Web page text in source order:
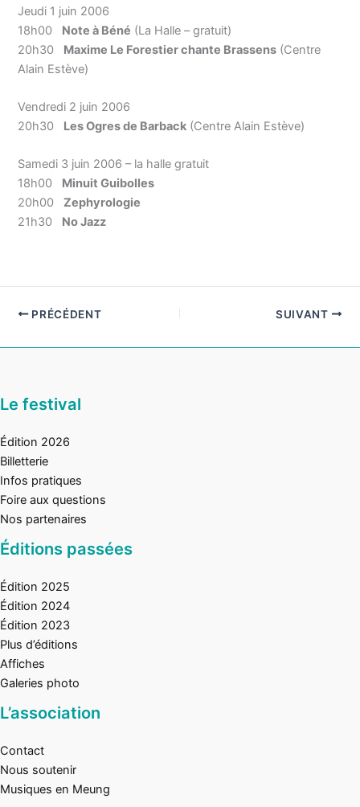
Jeudi 1 juin 2006
18h00 Note à Béné (La Halle – gratuit)
20h30 Maxime Le Forestier chante Brassens(Centre
Alain Estève)
Vendredi 2 juin 2006
20h30 Les Ogres de Barback(Centre Alain Estève)
Samedi 3 juin 2006 – la halle gratuit
18h00 Minuit Guibolles
20h00 Zephyrologie
21h30 No Jazz
PRÉCÉDENT SUIVANT
Le festival
Édition 2026
Billetterie
Infos pratiques
Foire aux questions
Nos partenaires
Éditions passées
Édition 2025
Édition 2024
Édition 2023
Plus d’éditions
Affiches
Galeries photo
L’association
Contact
Nous soutenir
Musiques en Meung